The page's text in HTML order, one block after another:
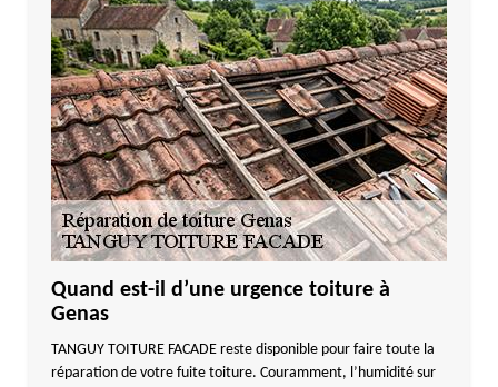
Quand est-il d’une urgence toiture à
Genas
TANGUY TOITURE FACADE reste disponible pour faire toute la
réparation de votre fuite toiture. Couramment, l’humidité sur